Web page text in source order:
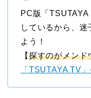
PC版「
しているから、
よう！
【 探すのがメンド
「TSUTAYA TV